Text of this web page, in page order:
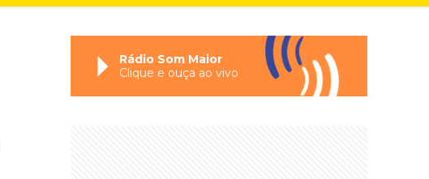
Rádio Som Maior
Clique e ouça ao vivo